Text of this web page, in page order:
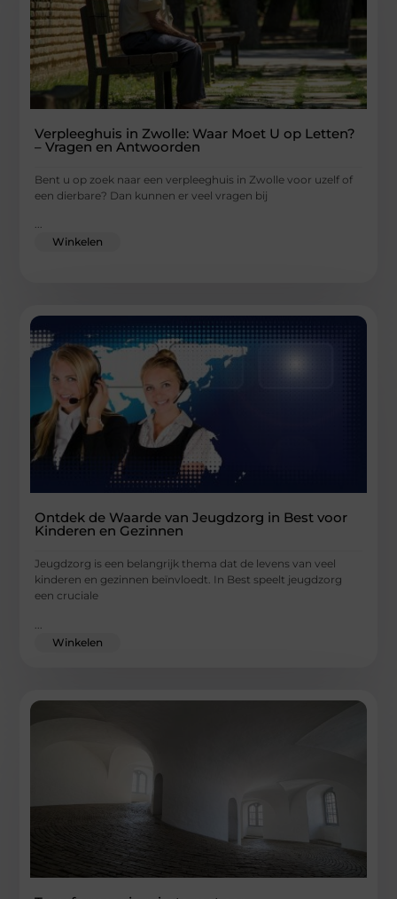
Verpleeghuis in Zwolle: Waar Moet U op Letten?
– Vragen en Antwoorden
Bent u op zoek naar een verpleeghuis in Zwolle voor uzelf of
een dierbare? Dan kunnen er veel vragen bij
...
Winkelen
Ontdek de Waarde van Jeugdzorg in Best voor
Kinderen en Gezinnen
Jeugdzorg is een belangrijk thema dat de levens van veel
kinderen en gezinnen beïnvloedt. In Best speelt jeugdzorg
een cruciale
Winkelen